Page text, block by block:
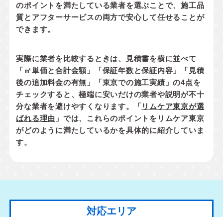
のポイントを満たしている業者を選ぶことで、施工品
質とアフターサービスの両方で安心して任せることが
できます。
実際に業者を比較するときは、見積書を横に並べて
「㎡単価と合計金額」「保証年数と保証内容」「見積
後の追加料金の有無」「東京での施工実績」の4点を
チェックすると、極端に安いだけの業者や説明が不十
分な業者を避けやすくなります。「 リムケア東京が選
ばれる理由 」では、これらのポイントをリムケア東京
がどのように満たしているかを具体的に紹介していま
す。
対応エリア